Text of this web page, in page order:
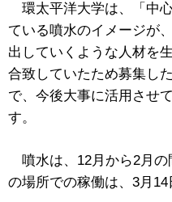
環太平洋大学は、「中
ている噴水のイメージが
出していくような人材を
合致していたため募集し
で、今後大事に活用させ
す。
噴水は、12月から2月の
の場所での稼働は、3月14